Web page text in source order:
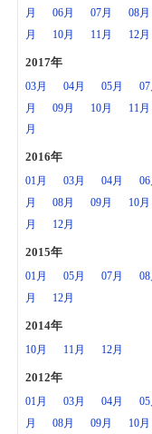
月
06月 07月 08月
月
10月 11月 12月
2017年
03月 04月 05月 07
月
09月 10月 11月
月
2016年
01月 03月 04月 06
月
08月 09月 10月
月
12月
2015年
01月 05月 07月 08
月
12月
2014年
10月 11月 12月
2012年
01月 03月 04月 05
月
08月 09月 10月